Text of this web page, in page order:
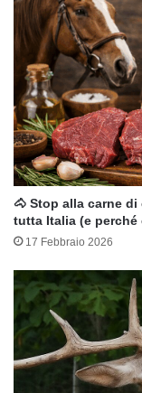
🐴 Stop alla carne
tutta Italia (e
17 Febbraio 2026